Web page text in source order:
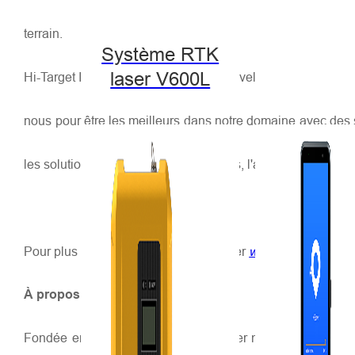
Système RTK
laser V600L
terrain.
Hi-Target International continuera à développer des
nous pour être les meilleurs dans notre domaine avec
les solutions, le contrôle des machines, l'agriculture de
Pour plus d'informations, veuillez visiter www.hi-
À propos de Yuneec
Fondée en 1999, Yuneec est un leader mondial de